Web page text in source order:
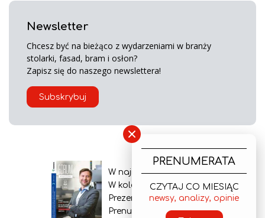
Newsletter
Chcesz być na bieżąco z wydarzeniami w branży
stolarki, fasad, bram i osłon?
Zapisz się do naszego newslettera!
Subskrybuj
W najnowszym wydaniu
W kolejnym numerze
Prezentacja gazety
Prenumerata
×
PRENUMERATA
CZYTAJ CO MIESIĄC
newsy, analizy, opinie